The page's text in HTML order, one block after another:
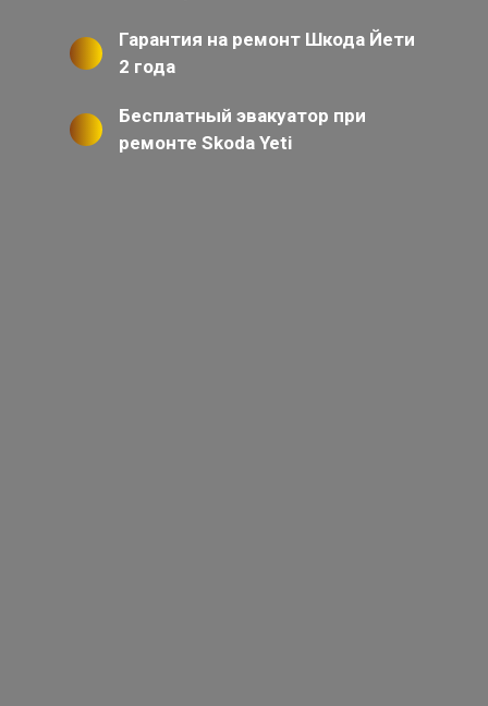
Гарантия на ремонт Шкода Йети
2 года
Бесплатный эвакуатор при
ремонте Skoda Yeti